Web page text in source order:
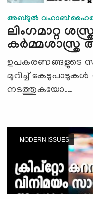
അബ്ദുല്‍ വഹാബ്
ലിംഗമാറ്റ
ഉപകരണങ്ങളുടെ
മുറിച്ച്
നടത്തുകയോ...
MODERN ISSUES